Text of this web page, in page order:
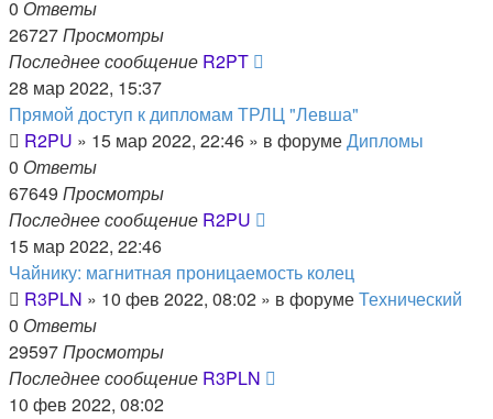
0 Ответы
26727Просмотры
Последнее сообщение R2PT
28 мар 2022, 15:37
Прямой доступ к дипломам ТРЛЦ "Левша"
R2PU » 15 мар 2022, 22:46 » в форумеДипломы
0 Ответы
67649 Просмотры
Последнее сообщение R2PU
15 мар 2022, 22:46
Чайнику: магнитная проницаемость колец
R3PLN » 10 фев 2022, 08:02 » в форумеТехнический
0 Ответы
29597Просмотры
Последнее сообщение R3PLN
10 фев 2022, 08:02